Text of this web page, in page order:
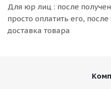
Для юр лиц : после
просто оплатить его,
доставка товара